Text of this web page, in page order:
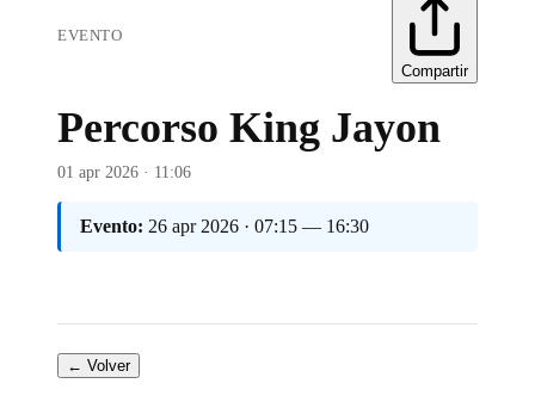
EVENTO
Compartir
Percorso King Jayon
01 apr 2026 · 11:06
Evento: 26 apr 2026 · 07:15 — 16:30
← Volver